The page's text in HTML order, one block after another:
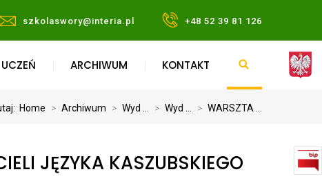
szkolaswory@interia.pl +48 52 39 81 126
UCZEŃ ARCHIWUM KONTAKT
Home > Archiwum > Wyd ... > Wyd ... > WARSZTA ...
JĘZYKA KASZUBSKIEGO